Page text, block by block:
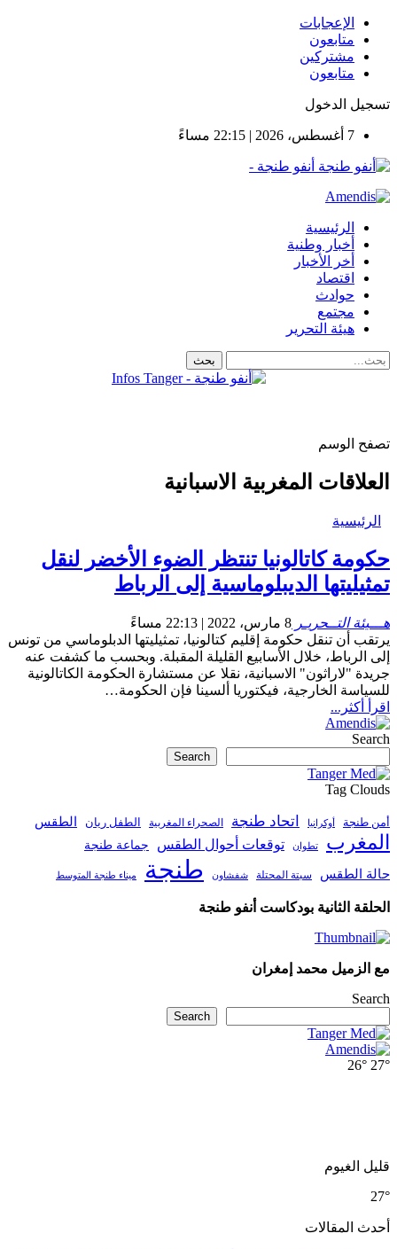
الإعجابات
متابعون
مشتركين
متابعون
تسجيل الدخول
7 أغسطس، 2026 | 22:15 مساءً
أنفو طنجة -
الرئيسية
أخبار وطنية
أخر الأخبار
اقتصاد
حوادث
مجتمع
هيئة التحرير
تصفح الوسم
العلاقات المغربية الاسبانية
الرئيسية
حكومة كاتالونيا تنتظر الضوء الأخضر لنقل
تمثيليتها الديبلوماسية إلى الرباط
هـــيئة التــحريـر 8 مارس، 2022 | 22:13 مساءً
يرتقب أن تنقل حكومة إقليم كتالونيا، تمثيليتها الدبلوماسي من تونس
إلى الرباط، خلال الأسابيع القليلة المقبلة. وبحسب ما كشفت عنه
جريدة "لاراثون" الاسبانية، نقلا عن مستشارة الحكومة الكاتالونية
للسياسة الخارجية، فيكتوريا ألسينا فإن الحكومة…
اقرأ أكثر...
Search
Search
Tag Clouds
أمن طنجة أوكرانيا اتحاد طنجة الصحراء المغربية الطفل ريان الطقس
المغرب تطوان توقعات أحوال الطقس جماعة طنجة
حالة الطقس سبتة المحتلة شفشاون طنجة ميناء طنجة المتوسط
الحلقة الثانية بودكاست أنفو طنجة
مع الزميل محمد إمغران
Search
Search
27°
26°
قليل الغيوم
27°
أحدث المقالات